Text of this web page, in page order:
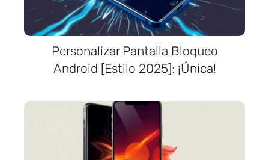
Personalizar Pantalla Bloqueo
Android [Estilo 2025]: ¡Única!